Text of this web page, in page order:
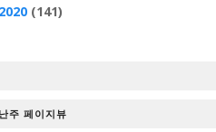
(141)
주 페이지뷰